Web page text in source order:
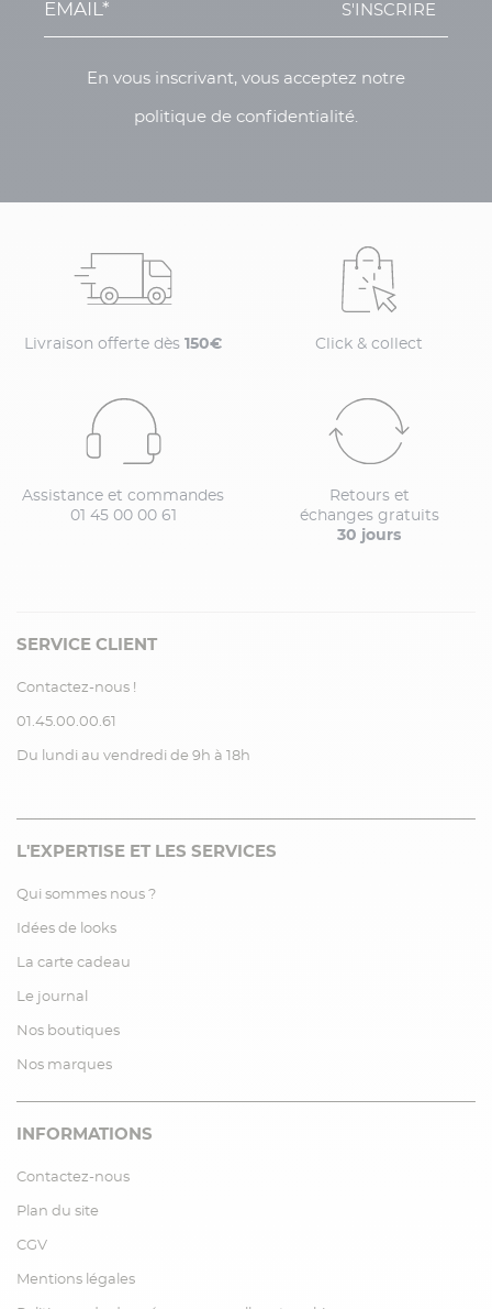
S'INSCRIRE
En vous inscrivant, vous acceptez notre
politique de confidentialité.
Livraison offerte dès 150€ Click & collect
Assistance et commandes
01 45 00 00 61
Retours et
échanges gratuits
30 jours
SERVICE CLIENT
Contactez-nous !
01.45.00.00.61
Du lundi au vendredi de 9h à 18h
L'EXPERTISE ET LES SERVICES
Qui sommes nous ?
Idées de looks
La carte cadeau
Le journal
Nos boutiques
Nos marques
INFORMATIONS
Contactez-nous
Plan du site
CGV
Mentions légales